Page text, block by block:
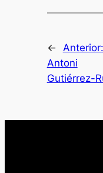
← Anterior:
Antoni
Gutiérrez-